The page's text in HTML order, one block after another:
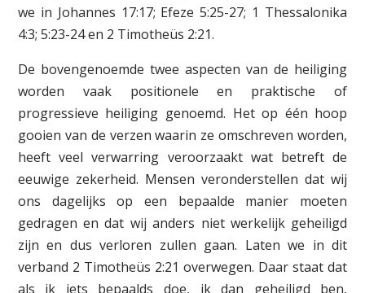
we in Johannes 17:17; Efeze 5:25-27; 1 Thessalonika
4:3; 5:23-24 en 2 Timotheüs 2:21.
De bovengenoemde twee aspecten van de heiliging
worden vaak positionele en praktische of
progressieve heiliging genoemd. Het op één hoop
gooien van de verzen waarin ze omschreven worden,
heeft veel verwarring veroorzaakt wat betreft de
eeuwige zekerheid. Mensen veronderstellen dat wij
ons dagelijks op een bepaalde manier moeten
gedragen en dat wij anders niet werkelijk geheiligd
zijn en dus verloren zullen gaan. Laten we in dit
verband 2 Timotheüs 2:21 overwegen. Daar staat dat
als ik iets bepaalds doe, ik dan geheiligd ben,